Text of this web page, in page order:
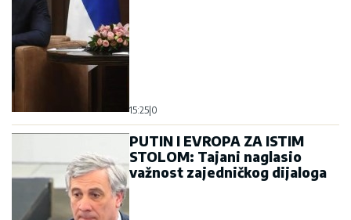
15:25 0
PUTIN I EVROPA ZA ISTIM
STOLOM: Tajani naglasio
važnost zajedničkog dijaloga